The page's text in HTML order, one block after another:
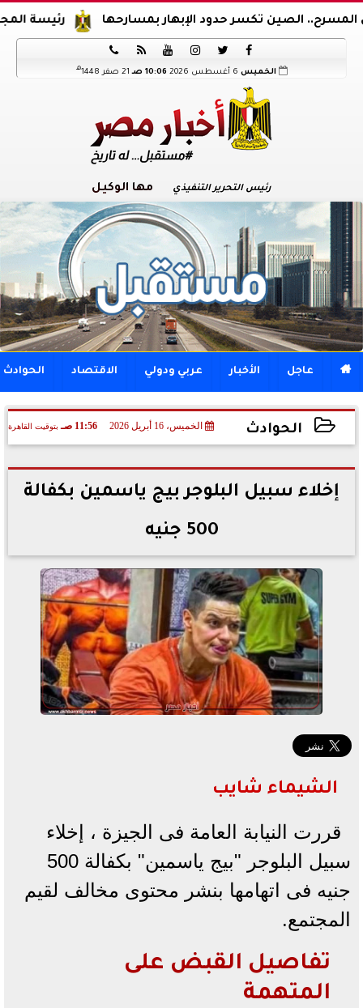
رئيسة المجلس تكسر حدود الإبهار بمسارحها






الخميس 10:06 صـ 21 صفر 1448 هـ
رئيس التحرير التنفيذي مها الوكيل
 عاجل الأخبار عربي ودولي الاقتصاد الحوادث
الحوادث الخميس، 16 أبريل 2026 11:56 صـ بتوقيت القاهرة
2026-04-16 11:56:33
إخلاء سبيل البلوجر بيج ياسمين بكفالة
500 جنيه
الشيماء شايب
قررت النيابة العامة فى الجيزة ، إخلاء
سبيل البلوجر "بيج ياسمين" بكفالة 500
جنيه فى اتهامها بنشر محتوى مخالف لقيم
المجتمع.
تفاصيل القبض على
المتهمة